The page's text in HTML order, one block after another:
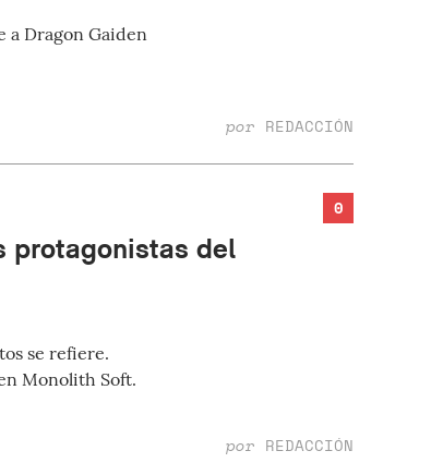
a Dragon Gaiden
por REDACCIÓN
0
protagonistas del
se refiere.
Monolith Soft.
por REDACCIÓN